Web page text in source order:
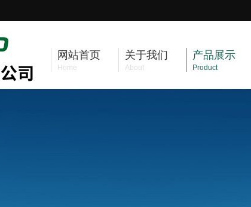
网站首页
Home
关于我们
About
产品展示
Product